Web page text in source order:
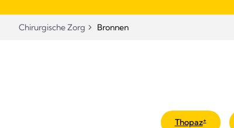
Chirurgische Zorg Bronnen
Thopaz+